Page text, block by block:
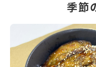
季節